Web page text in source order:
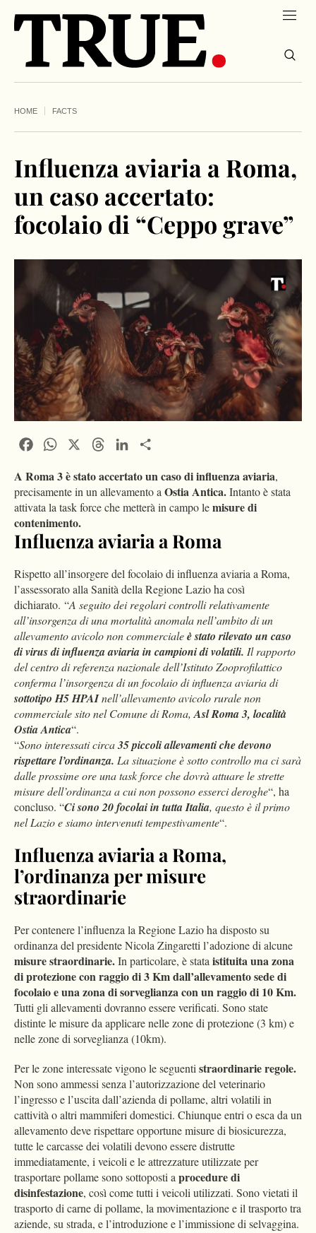
HOME FACTS
Influenza aviaria a Roma,
un caso accertato:
focolaio di “Ceppo grave”
FacebookWhatsApp ThreadsLinkedIn
A Roma 3 è stato accertato un caso di influenza aviaria,
precisamente in un allevamento aOstia Antica.Intanto è stata
attivata la task force che metterà in campo lemisure di
contenimento.
Influenza aviaria a Roma
Rispetto all’insorgere del focolaio di influenza aviaria a Roma,
l’assessorato alla Sanità della Regione Lazio ha così
dichiarato. “A seguito dei regolari controlli relativamente
all’insorgenza di una mortalità anomala nell’ambito di un
allevamento avicolo non commercialeè stato rilevato un caso
di virus di influenza aviaria in campioni di volatili. Il rapporto
del centro di referenza nazionale dell’Istituto Zooprofilattico
conferma l’insorgenza di un focolaio di influenza aviaria di
sottotipo H5 HPAInell’allevamento avicolo rurale non
commerciale sito nel Comune di Roma,Asl Roma 3, località
Ostia Antica“.
“Sono interessati circa35 piccoli allevamentiche devono
rispettare l’ordinanza. La situazione è sotto controllo ma ci sarà
dalle prossime ore una task force che dovrà attuare le strette
misure dell’ordinanza a cui non possono esserci deroghe“, ha
concluso. “Ci sono 20 focolai in tutta Italia, questo è il primo
nel Lazio e siamo intervenuti tempestivamente“.
Influenza aviaria a Roma,
l’ordinanza per misure
straordinarie
Per contenere l’influenza la Regione Lazio ha disposto su
ordinanza del presidente Nicola Zingaretti l’adozione di alcune
misure straordinarie.In particolare, è stataistituita una zona
di protezione con raggio di 3 Km dall’allevamento sede di
focolaio e una zona di sorveglianza con un raggio di 10 Km.
Tutti gli allevamenti dovranno essere verificati. Sono state
distinte le misure da applicare nelle zone di protezione (3 km) e
nelle zone di sorveglianza (10km).
Per le zone interessate vigono le seguentistraordinarie regole.
Non sono ammessi senza l’autorizzazione del veterinario
l’ingresso e l’uscita dall’azienda di pollame, altri volatili in
cattività o altri mammiferi domestici. Chiunque entri o esca da un
allevamento deve rispettare opportune misure di biosicurezza,
tutte le carcasse dei volatili devono essere distrutte
immediatamente, i veicoli e le attrezzature utilizzate per
trasportare pollame sono sottoposti aprocedure di
disinfestazione, così come tutti i veicoli utilizzati. Sono vietati il
trasporto di carne di pollame, la movimentazione e il trasporto tra
aziende, su strada, e l’introduzione e l’immissione di selvaggina.